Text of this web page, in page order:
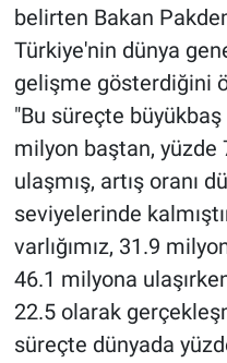
belirten Bakan
Türkiye'nin dünya
gelişme gösterdiğini
"Bu süreçte büyükbaş
milyon baştan, yüzde
ulaşmış, artış oranı
seviyelerinde
varlığımız, 31.9
46.1 milyona
22.5 olarak
süreçte dünyada